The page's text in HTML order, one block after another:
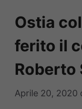
Ostia
ferito il
Roberto
Aprile 20, 2020